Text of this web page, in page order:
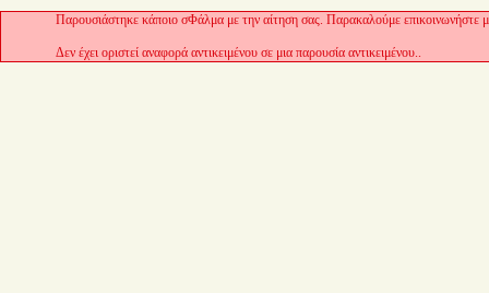
Παρουσιάστηκε κάποιο σΦάλμα με την αίτηση σας. Παρακαλούμε επικοινωνήστε
Δεν έχει οριστεί αναφορά αντικειμένου σε μια παρουσία αντικειμένου..